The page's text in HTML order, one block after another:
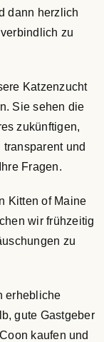
dann herzlich
zu
Katzenzucht
Sie sehen die
zukünftigen,
und
Fragen.
Kitten of Maine
wir frühzeitig
zu
erhebliche
gute Gastgeber
kaufen und